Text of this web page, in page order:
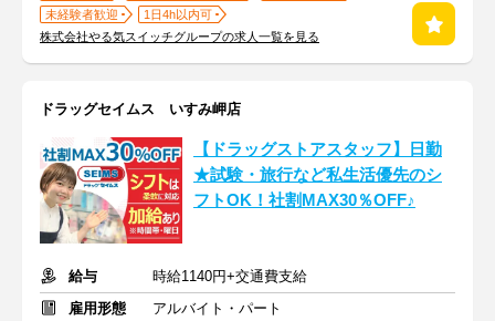
未経験者歓迎
1日4h以内可
株式会社やる気スイッチグループの求人一覧を見る
ドラッグセイムス いすみ岬店
【ドラッグストアスタッフ】日勤
★試験・旅行など私生活優先のシ
フトOK！社割MAX30％OFF♪
給与
時給1140円+交通費支給
雇用形態
アルバイト・パート